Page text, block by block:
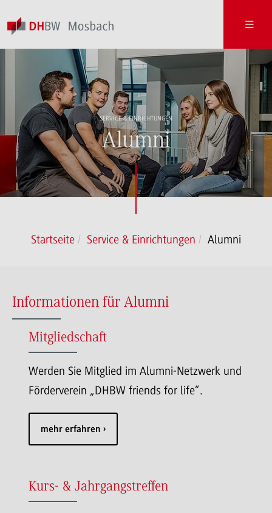
SERVICE & EINRICHTUNGEN
Alumni
Startseite Service & Einrichtungen Alumni
Informationen für Alumni
Mitgliedschaft
Werden Sie Mitglied im Alumni-Netzwerk und
Förderverein „DHBW friends for life“.
mehr erfahren
Kurs- & Jahrgangstreffen